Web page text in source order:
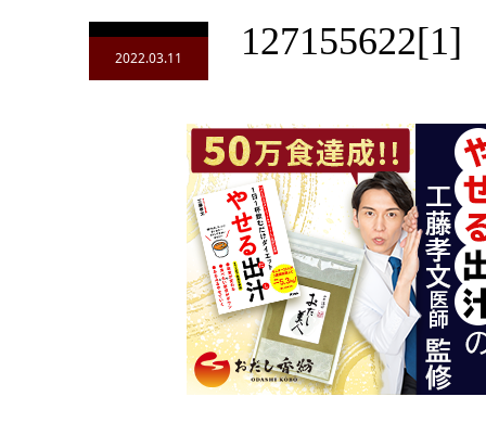
2022.03.11 127155622[1]